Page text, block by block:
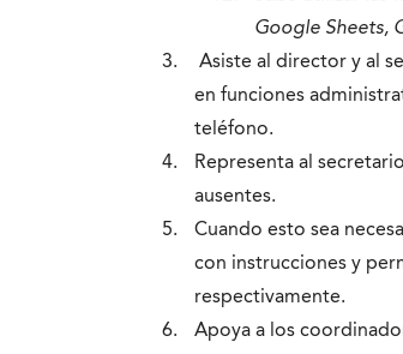
Google Sheets,
Asiste al director y al
en funciones
teléfono.
Representa al
ausentes.
Cuando esto sea
con instrucciones y
respectivamente.
Apoya a los